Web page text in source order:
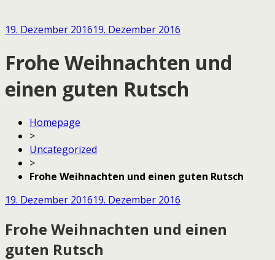
19. Dezember 201619. Dezember 2016
Frohe Weihnachten und
einen guten Rutsch
Homepage
>
Uncategorized
>
Frohe Weihnachten und einen guten Rutsch
19. Dezember 201619. Dezember 2016
Frohe Weihnachten und einen
guten Rutsch